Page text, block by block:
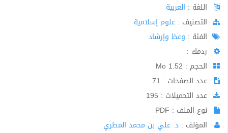
اللغة : العربية
اﻟﺘﺼﻨﻴﻒ : علوم إسلامية
الفئة : وعظ وإرشاد
ردمك :
الحجم : 1.52 Mo
عدد الصفحات : 71
عدد التحميلات : 195
نوع الملف : PDF
المؤلف : د. علي بن محمد المطري